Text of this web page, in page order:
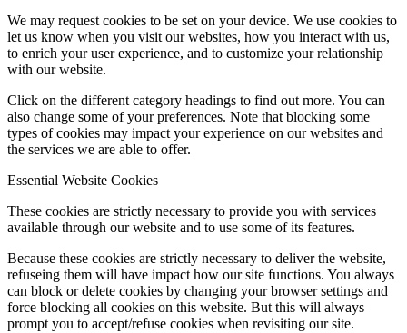
We may request cookies to be set on your device. We use cookies to
let us know when you visit our websites, how you interact with us,
to enrich your user experience, and to customize your relationship
with our website.
Click on the different category headings to find out more. You can
also change some of your preferences. Note that blocking some
types of cookies may impact your experience on our websites and
the services we are able to offer.
Essential Website Cookies
These cookies are strictly necessary to provide you with services
available through our website and to use some of its features.
Because these cookies are strictly necessary to deliver the website,
refuseing them will have impact how our site functions. You always
can block or delete cookies by changing your browser settings and
force blocking all cookies on this website. But this will always
prompt you to accept/refuse cookies when revisiting our site.